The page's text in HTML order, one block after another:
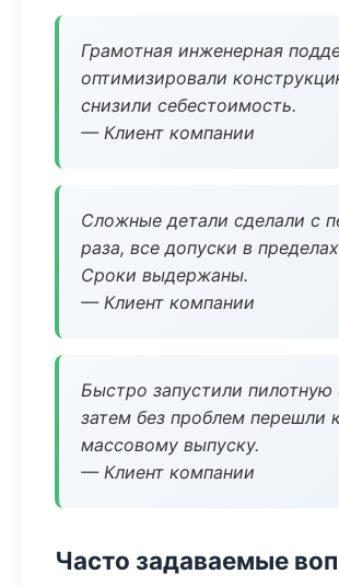
Грамотная инженерная
оптимизировали
снизили себестоимость.
— Клиент компании
Сложные детали сделали с
раза, все допуски в
Сроки выдержаны.
— Клиент компании
Быстро запустили пилотную
затем без проблем перешли
массовому выпуску.
— Клиент компании
Часто задаваемые